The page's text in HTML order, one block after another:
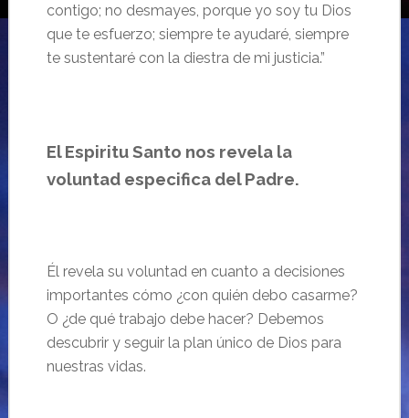
contigo; no desmayes, porque yo soy tu Dios
que te esfuerzo; siempre te ayudaré, siempre
te sustentaré con la diestra de mi justicia.”
El Espiritu Santo nos revela la
voluntad especifica del Padre.
Él revela su voluntad en cuanto a decisiones
importantes cómo ¿con quién debo casarme?
O ¿de qué trabajo debe hacer? Debemos
descubrir y seguir la plan único de Dios para
nuestras vidas.